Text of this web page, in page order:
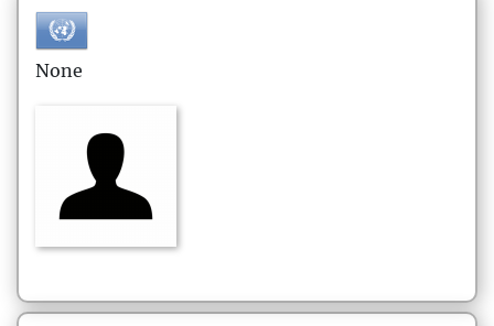
None